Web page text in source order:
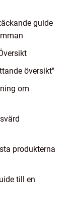
guide
översikt"
om
produkterna
till en